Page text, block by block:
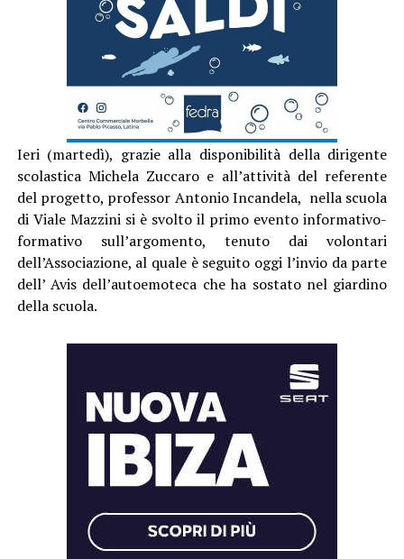
Ieri (martedì), grazie alla disponibilità della dirigente
scolastica Michela Zuccaro e all’attività del referente
del progetto, professor Antonio Incandela, nella scuola
di Viale Mazzini si è svolto il primo evento informativo-
formativo sull’argomento, tenuto dai volontari
dell’Associazione, al quale è seguito oggi l’invio da parte
dell’ Avis dell’autoemoteca che ha sostato nel giardino
della scuola.